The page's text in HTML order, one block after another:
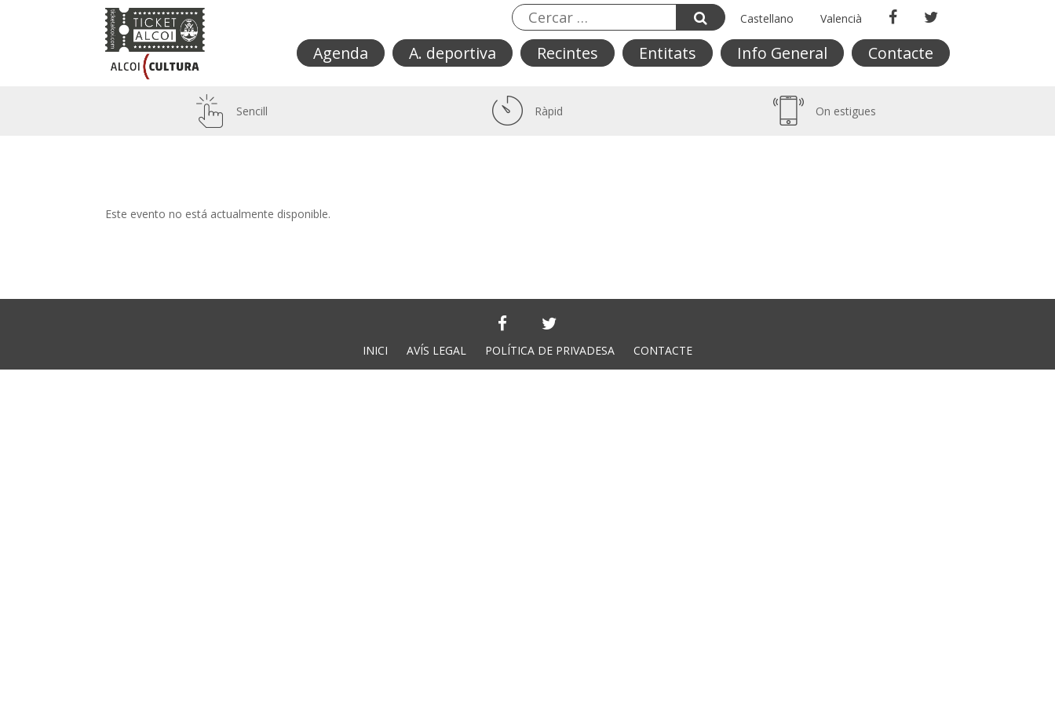
Castellano Valencià
Agenda A. deportiva Recintes Entitats Info General Contacte
Sencill Ràpid On estigues
Este evento no está actualmente disponible.
INICI AVÍS LEGAL POLÍTICA DE PRIVADESA CONTACTE